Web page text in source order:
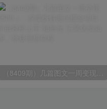
（8409期）几篇图文一周变现1500＋，深度拆解面试掘金项目，小白轻松上手